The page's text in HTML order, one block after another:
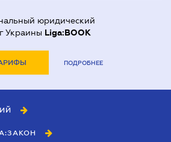
юридический
Украины Liga:BOOK
ПОДРОБНЕЕ